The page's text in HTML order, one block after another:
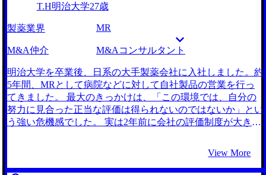
を肌で感じました。このままこの会社にいても、会社自体に
将来性がないばかりか、私自身のキャリアも停滞してしまう
のではないかという危機感を抱き、転職を決意いたしまし
た。 まず大前提として、前職で感じたような閉塞感のある
環境や、意思決定の遅い組織は避けたいという考えがベース
にありました。その上で、前職のマーケティング部の業務に
非常に大きなやりがいを感じていたため、いわゆる上流工程
の業務に携わりたいと考えていました。 経営層に近い視座
で戦略を練るプロセスに携わる中で、より本格的に組織の改
革や経営課題の解決に取り組みたいと考えるようになり、自
線で携わり、将来的には製薬業界全体の構造改革そのものの
一助となるような仕事がしたい。そうした目標を実現するた
T.H明治大学27歳
製薬業界 MR
M&A仲介 M&Aコンサルタント
明治大学を卒業後、日系の大手製薬会社に入社しました。約
5年間、MRとして病院などに対して自社製品の営業を行っ
てきました。 最大のきっかけは、「この環境では、自分の
努力に見合った正当な評価は得られないのではないか」とい
う強い危機感でした。 実は2年前に会社の評価制度が大きく
に入られているかどうか」という社内政治的な要素が色濃く
反映されるようになってしまったのです。 この評価制度の
View More